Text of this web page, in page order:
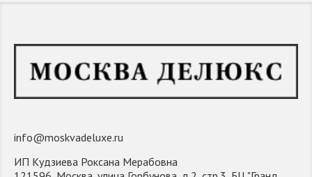
info@moskvadeluxe.ru
ИП Кудзиева Роксана Мерабовна